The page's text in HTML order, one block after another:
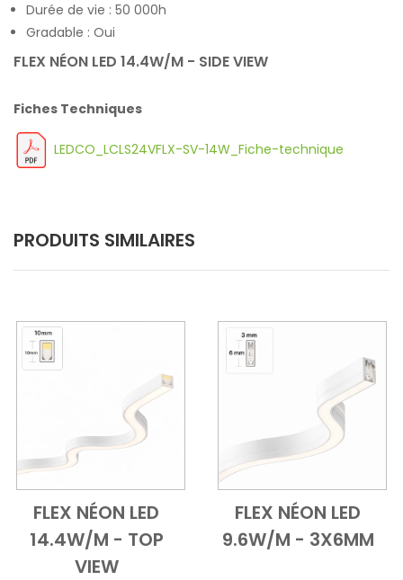
Durée de vie : 50 000h
Gradable : Oui
FLEX NÉON LED 14.4W/M - SIDE VIEW
Fiches Techniques
LEDCO_LCLS24VFLX-SV-14W_Fiche-technique
PRODUITS SIMILAIRES
Add to CartVue d'ensemble
FLEX NÉON LED
14.4W/M - TOP
VIEW
Add to Cart
Vue
FLEX NÉON LED
9.6W/M - 3X6MM